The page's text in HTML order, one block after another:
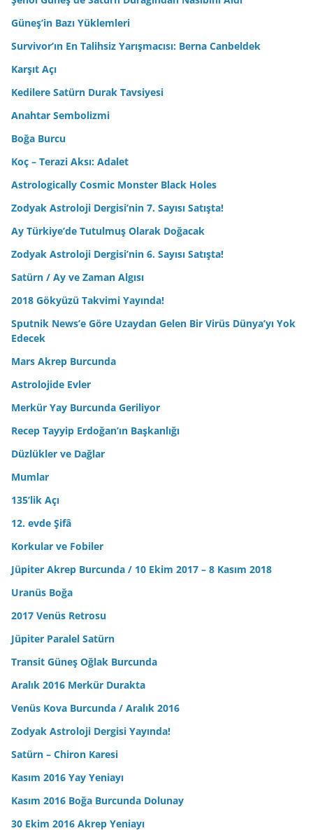
Güneş’in Bazı Yüklemleri
Survivor’ın En Talihsiz Yarışmacısı: Berna Canbeldek
Karşıt Açı
Kedilere Satürn Durak Tavsiyesi
Anahtar Sembolizmi
Boğa Burcu
Koç – Terazi Aksı: Adalet
Astrologically Cosmic Monster Black Holes
Zodyak Astroloji Dergisi’nin 7. Sayısı Satışta!
Ay Türkiye’de Tutulmuş Olarak Doğacak
Zodyak Astroloji Dergisi’nin 6. Sayısı Satışta!
Satürn / Ay ve Zaman Algısı
2018 Gökyüzü Takvimi Yayında!
Sputnik News’e Göre Uzaydan Gelen Bir Virüs Dünya’yı Yok
Edecek
Mars Akrep Burcunda
Astrolojide Evler
Merkür Yay Burcunda Geriliyor
Recep Tayyip Erdoğan’ın Başkanlığı
Düzlükler ve Dağlar
Mumlar
135’lik Açı
12. evde Şifâ
Korkular ve Fobiler
Jüpiter Akrep Burcunda / 10 Ekim 2017 – 8 Kasım 2018
Uranüs Boğa
2017 Venüs Retrosu
Jüpiter Paralel Satürn
Transit Güneş Oğlak Burcunda
Aralık 2016 Merkür Durakta
Venüs Kova Burcunda / Aralık 2016
Zodyak Astroloji Dergisi Yayında!
Satürn – Chiron Karesi
Kasım 2016 Yay Yeniayı
Kasım 2016 Boğa Burcunda Dolunay
30 Ekim 2016 Akrep Yeniayı